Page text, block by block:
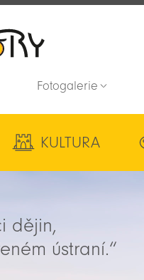
Fotogalerie
KULTURA
dějin,
ústraní.“